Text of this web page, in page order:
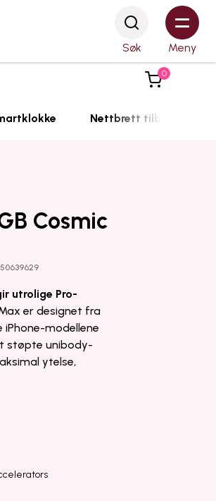
Søk Meny
0
Nettbrett tilbehør
Cosmic
utrolige Pro-
Max er designet fra
modellene
støpte unibody-
ytelse,